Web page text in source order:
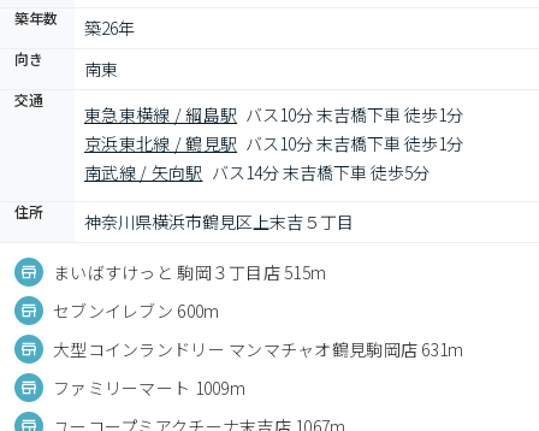
築年数 築26年
向き 南東
交通
東急東横線 / 綱島駅 バス10分 末吉橋下車 徒歩1分
京浜東北線 / 鶴見駅 バス10分 末吉橋下車 徒歩1分
南武線 / 矢向駅 バス14分 末吉橋下車 徒歩5分
住所 神奈川県横浜市鶴見区上末吉５丁目
まいばすけっと 駒岡３丁目店 515m
セブンイレブン 600m
大型コインランドリー マンマチャオ鶴見駒岡店 631m
ファミリーマート 1009m
ユーコープミアクチーナ末吉店 1067m